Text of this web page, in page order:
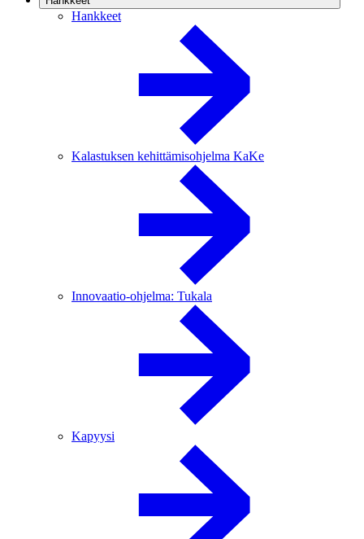
Hankkeet
Kalastuksen kehittämisohjelma KaKe
Innovaatio-ohjelma: Tukala
Kapyysi